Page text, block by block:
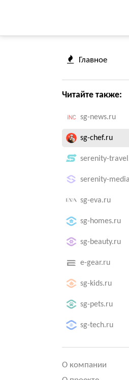
Главное
Читайте также:
sg-news.ru
sg-chef.ru
serenity-
serenity-
sg-eva.ru
sg-homes.ru
sg-beauty.ru
e-gear.ru
sg-kids.ru
sg-pets.ru
sg-tech.ru
О компании